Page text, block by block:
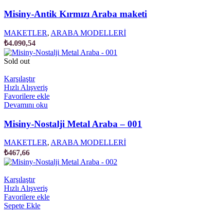
Misiny-Antik Kırmızı Araba maketi
MAKETLER, ARABA MODELLERİ
₺4.090,54
Sold out
Karşılaştır
Hızlı Alışveriş
Favorilere ekle
Devamını oku
Misiny-Nostalji Metal Araba – 001
MAKETLER, ARABA MODELLERİ
₺467,66
Karşılaştır
Hızlı Alışveriş
Favorilere ekle
Sepete Ekle